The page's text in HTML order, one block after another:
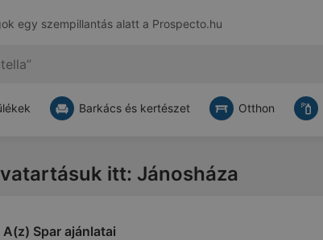
egy szempillantás alatt a Prospecto.hu
Barkács és kertészet Otthon
itt: Jánosháza
A(z) Spar ajánlatai